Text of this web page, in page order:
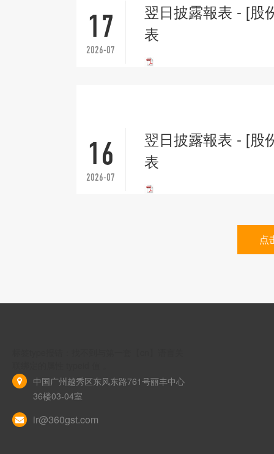
17
2026-07
翌日披露報表 - [股
表
16
2026-07
翌日披露報表 - [股
表
点
中国广州越秀区东风东路761号丽丰中心
36楼03-04室
ir@360gst.com